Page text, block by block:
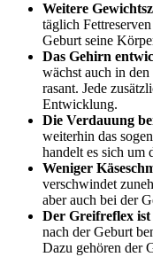
Weitere
täglich
Geburt seine
Das Gehirn
wächst auch in
rasant. Jede
Entwicklung.
Die Verdauung
weiterhin das
handelt es sich um
Weniger
verschwindet
aber auch bei der
Der Greifreflex ist
nach der Geburt
Dazu gehören der